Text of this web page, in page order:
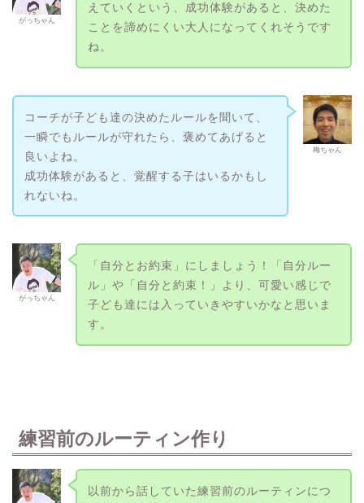
がっちゃん
えていくという、成功体験があると、決めた
ことを諦めにくい大人になってくれそうです
ね。
梅ちゃん
コーチが子ども達の決めたルールを聞いて、
一瞬でもルールが守れたら、褒めてあげると
良いよね。
成功体験があると、覚醒する子はいるかもし
れないね。
がっちゃん
「自分とお約束」にしましょう！「自分ルー
ル」や「自分と約束！」より、可愛い感じで
子ども達には入っていきやすいかなと思いま
す。
練習前のルーティン作り
以前から話していた練習前のルーティンにつ